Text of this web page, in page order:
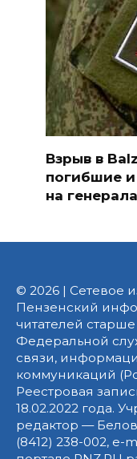
Взрыв в
погибшие
на
© 2026 | Сетевое
Пензенский
читателей
Федеральной
связи,
коммуникаций
Реестровая
18.02.2022 года.
редактор —
(8412) 238-002, e-